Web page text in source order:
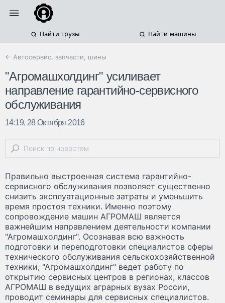
Найти грузы Найти машины
← Автосервис, запчасти, шины
"Агромашхолдинг" усиливает
направление гарантийно-сервисного
обслуживания
14:19, 28 Октября 2016
Правильно выстроенная система гарантийно-
сервисного обслуживания позволяет существенно
снизить эксплуатационные затраты и уменьшить
время простоя техники. Именно поэтому
сопровождение машин АГРОМАШ является
важнейшим направлением деятельности компании
"Агромашхолдинг". Осознавая всю важность
подготовки и переподготовки специалистов сферы
технического обслуживания сельскохозяйственной
техники, "Агромашхолдинг" ведет работу по
открытию сервисных центров в регионах, классов
АГРОМАШ в ведущих аграрных вузах России,
проводит семинары для сервисных специалистов.